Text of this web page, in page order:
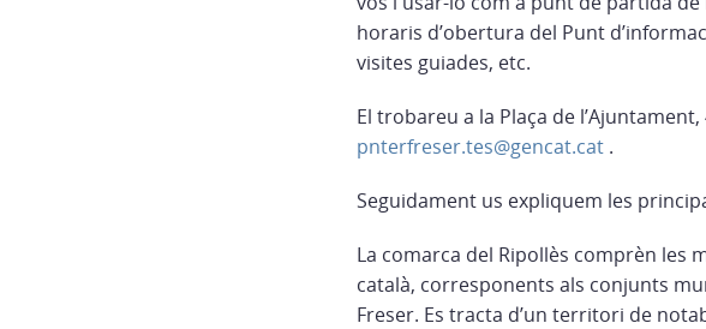
horaris d’obertura del Punt
visites guiades, etc.
El trobareu a la Plaça de
pnterfreser.tes@gencat.cat .
Seguidament us expliquem les
La comarca del Ripollès comprèn les
català, corresponents als conjunts
Freser. Es tracta d’un territori de